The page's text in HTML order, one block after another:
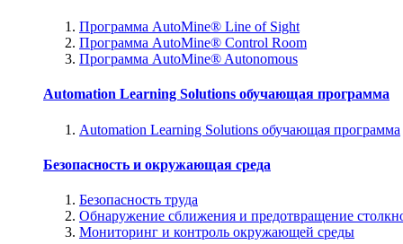
Программа AutoMine® Line of Sight
Программа AutoMine® Control Room
Программа AutoMine® Autonomous
Automation Learning Solutions обучающая программа
Automation Learning Solutions обучающая программа
Безопасность и окружающая среда
Безопасность труда
Обнаружение сближения и предотвращение
Мониторинг и контроль окружающей среды